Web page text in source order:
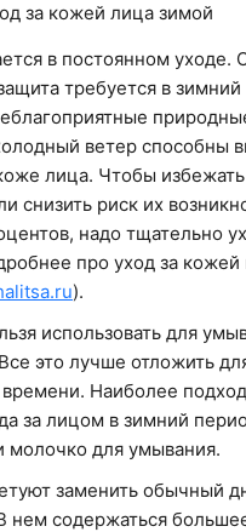
в постоянном уходе.
требуется в
ветер способны
лица. Чтобы избежать
снизить риск их
надо тщательно
про уход за
).
использовать для
это лучше отложить
Наиболее
за лицом в зимний
молочко для умывания.
заменить обычный
нем содержаться